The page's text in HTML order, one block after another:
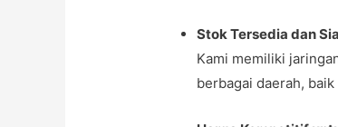
Stok Tersedia dan
Kami memiliki
berbagai daerah,